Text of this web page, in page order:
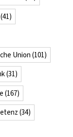
(41)
Union(101)
(31)
(167)
(34)